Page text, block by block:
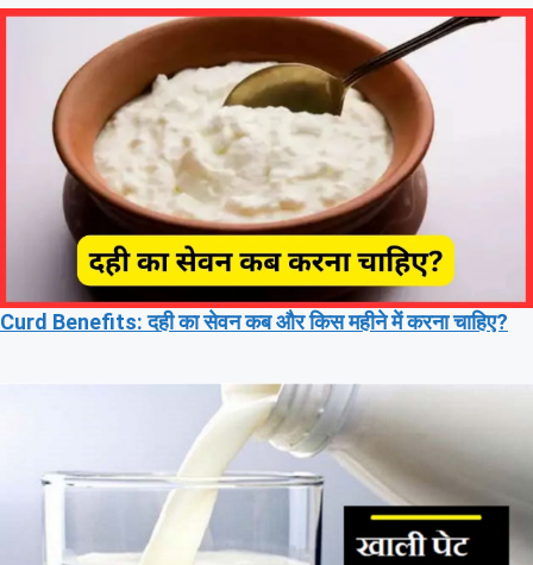
Curd Benefits: दही का सेवन कब और किस महीने में करना चाहिए?